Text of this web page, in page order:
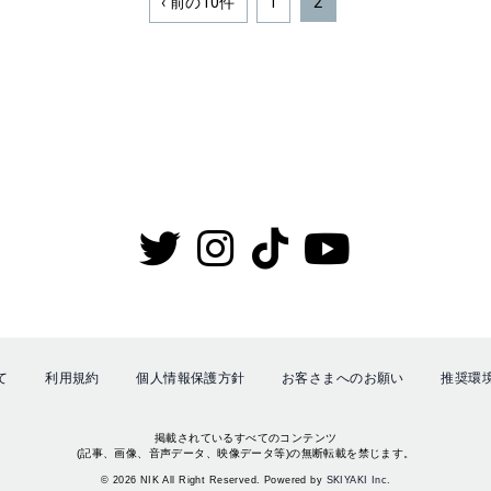
利用規約 個人情報保護方針 お客さまへのお願い 推奨環
掲載されているすべてのコンテンツ
(記事、画像、音声データ、映像データ等)の無断転載を禁じます。
© 2026 NIK All Right Reserved. Powered by SKIYAKI Inc.